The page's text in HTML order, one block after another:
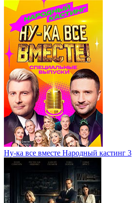
Ну-ка все вместе Народный кастинг 3